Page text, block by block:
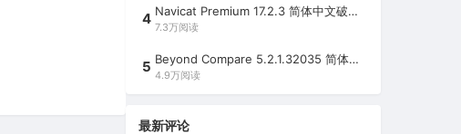
4 Navicat Premium 17.2.3 简体中文破解版（多重数据库管理工具）
7.3万阅读
5 Beyond Compare 5.2.1.32035 简体中文注册版（超强文件/夹比较工具）
4.9万阅读
最新评论